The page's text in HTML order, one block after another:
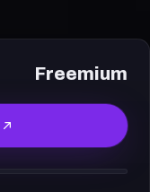
Freemium